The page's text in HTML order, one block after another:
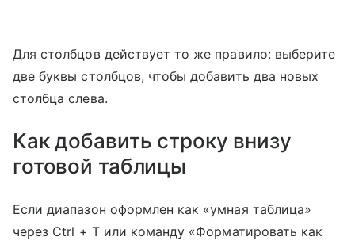
Для столбцов действует то же правило: выберите
две буквы столбцов, чтобы добавить два новых
столбца слева.
Как добавить строку внизу
готовой таблицы
Если диапазон оформлен как «умная таблица»
через Ctrl + T или команду «Форматировать как